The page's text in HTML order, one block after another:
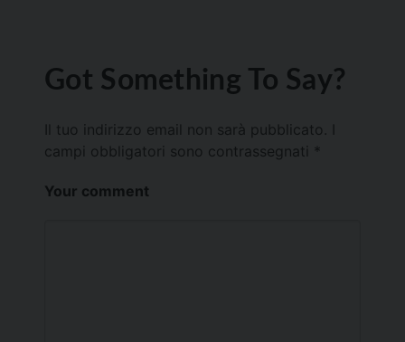
Got Something To Say?
Il tuo indirizzo email non sarà pubblicato.
campi obbligatori sono contrassegnati *
Your comment